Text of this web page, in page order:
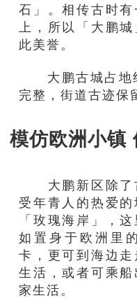
石」。相传古时
上，所以「 大鹏城
此美誉。
大鹏古城占地
完整，街道古迹保
模仿欧洲小镇
大鹏新区 除
受年青人的热爱
「玫瑰海岸 」 ，这
如置身于欧洲 里
卡，更可到海边
生活，或者可乘船
家生活。